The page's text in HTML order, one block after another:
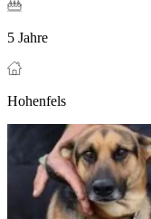
5 Jahre
Hohenfels